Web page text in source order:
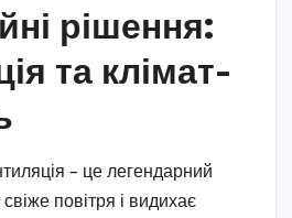
рішення:
та клімат-
– це легендарний
повітря і видихає